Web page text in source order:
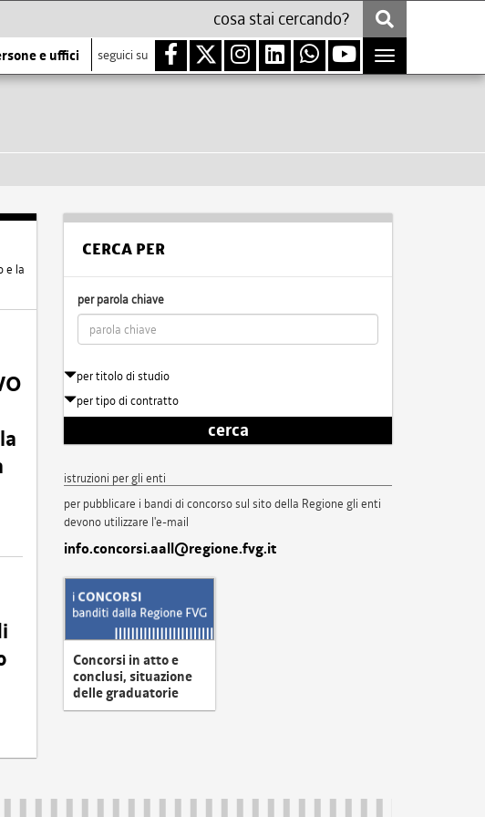
e uffici seguici su
Toggle
navigation
e la
CERCA PER
per parola chiave
per titolo di studio
per tipo di contratto
cerca
istruzioni per gli enti
per pubblicare i bandi di concorso sul sito della Regione gli enti
devono utilizzare l'e-mail
info.concorsi.aall@regione.fvg.it
Concorsi in atto e
conclusi, situazione
delle graduatorie